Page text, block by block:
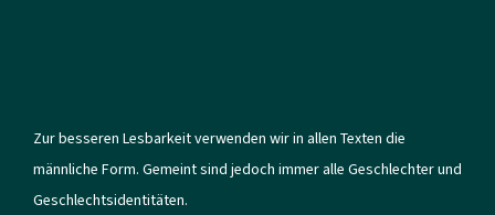
Zur besseren Lesbarkeit verwenden wir in allen Texten die
männliche Form. Gemeint sind jedoch immer alle Geschlechter und
Geschlechtsidentitäten.